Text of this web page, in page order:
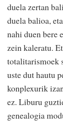
duela zertan
duela balioa,
nahi duen bere
zein kaleratu.
totalitarismoek
uste dut hautu
konplexurik
ez. Liburu
genealogia